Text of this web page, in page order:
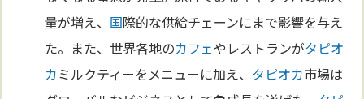
量が増え、 国際的な供給チェーンにまで影響を与え
た。また、世界各地のカフェやレストランがタピオ
カミルクティーをメニューに加え、 タピオカ市場は